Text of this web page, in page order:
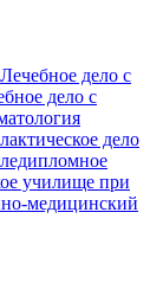
Лечебное дело с
дело с
дело
училище при
медицинский